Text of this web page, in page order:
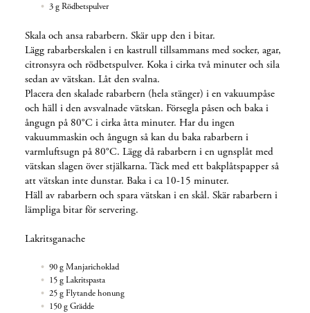
3 g Rödbetspulver
Skala och ansa rabarbern. Skär upp den i bitar.
Lägg rabarberskalen i en kastrull tillsammans med socker, agar,
citronsyra och rödbetspulver. Koka i cirka två minuter och sila
sedan av vätskan. Låt den svalna.
Placera den skalade rabarbern (hela stänger) i en vakuumpåse
och häll i den avsvalnade vätskan. Försegla påsen och baka i
ångugn på 80°C i cirka åtta minuter. Har du ingen
vakuummaskin och ångugn så kan du baka rabarbern i
varmluftsugn på 80°C. Lägg då rabarbern i en ugnsplåt med
vätskan slagen över stjälkarna. Täck med ett bakplåtspapper så
att vätskan inte dunstar. Baka i ca 10-15 minuter.
Häll av rabarbern och spara vätskan i en skål. Skär rabarbern i
lämpliga bitar för servering.
Lakritsganache
90 g Manjarichoklad
15 g Lakritspasta
25 g Flytande honung
150 g Grädde